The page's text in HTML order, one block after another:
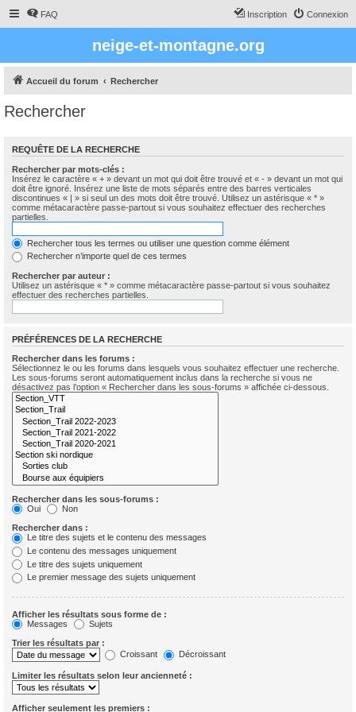
FAQ Connexion
Inscription
neige-et-montagne.org
Accueil du forum Rechercher
Rechercher
REQUÊTE DE LA RECHERCHE
Rechercher par mots-clés :
Insérez le caractère « + » devant un mot qui doit être trouvé et « - » devant un mot qui
doit être ignoré. Insérez une liste de mots séparés entre des barres verticales
discontinues « | » si seul un des mots doit être trouvé. Utilisez un astérisque « * »
comme métacaractère passe-partout si vous souhaitez effectuer des recherches
partielles.
Rechercher tous les termes ou utiliser une question comme élément
Rechercher n’importe quel de ces termes
Rechercher par auteur :
Utilisez un astérisque « * » comme métacaractère passe-partout si vous souhaitez
effectuer des recherches partielles.
PRÉFÉRENCES DE LA RECHERCHE
Rechercher dans les forums :
Sélectionnez le ou les forums dans lesquels vous souhaitez effectuer une recherche.
Les sous-forums seront automatiquement inclus dans la recherche si vous ne
désactivez pas l’option « Rechercher dans les sous-forums » affichée ci-dessous.
Rechercher dans les sous-forums :
Oui
Non
Rechercher dans :
Le titre des sujets et le contenu des messages
Le contenu des messages uniquement
Le titre des sujets uniquement
Le premier message des sujets uniquement
Afficher les résultats sous forme de :
Messages
Sujets
Trier les résultats par :
Croissant
Décroissant
Limiter les résultats selon leur ancienneté :
Afficher seulement les premiers :